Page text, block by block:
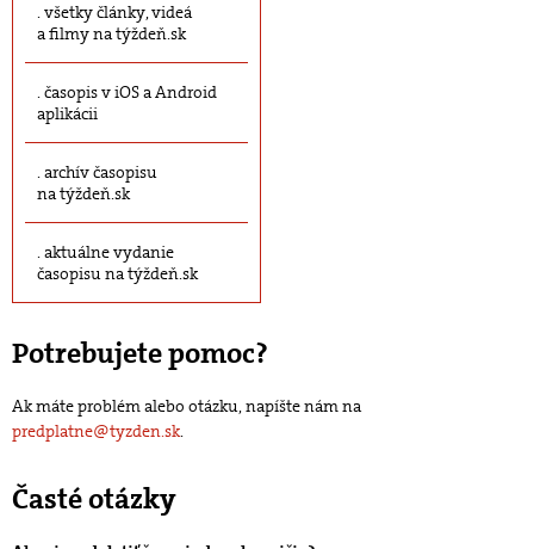
všetky články, videá
a filmy na týždeň.sk
časopis v iOS a Android
aplikácii
archív časopisu
na týždeň.sk
aktuálne vydanie
časopisu na týždeň.sk
Potrebujete pomoc?
Ak máte problém alebo otázku, napíšte nám na
predplatne@tyzden.sk.
Časté otázky